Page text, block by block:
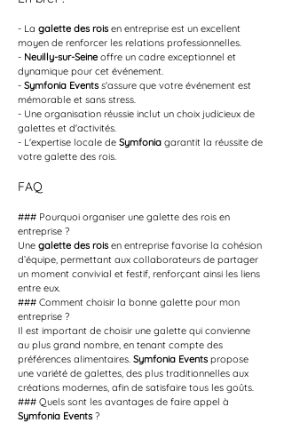
- La galette des rois en entreprise est un excellent
moyen de renforcer les relations professionnelles.
- Neuilly-sur-Seine offre un cadre exceptionnel et
dynamique pour cet événement.
- Symfonia Events s'assure que votre événement est
mémorable et sans stress.
- Une organisation réussie inclut un choix judicieux de
galettes et d'activités.
- L'expertise locale de Symfonia garantit la réussite de
votre galette des rois.
FAQ
### Pourquoi organiser une galette des rois en
entreprise ?
Une galette des rois en entreprise favorise la cohésion
d’équipe, permettant aux collaborateurs de partager
un moment convivial et festif, renforçant ainsi les liens
entre eux.
### Comment choisir la bonne galette pour mon
entreprise ?
Il est important de choisir une galette qui convienne
au plus grand nombre, en tenant compte des
préférences alimentaires. Symfonia Events propose
une variété de galettes, des plus traditionnelles aux
créations modernes, afin de satisfaire tous les goûts.
### Quels sont les avantages de faire appel à
Symfonia Events ?